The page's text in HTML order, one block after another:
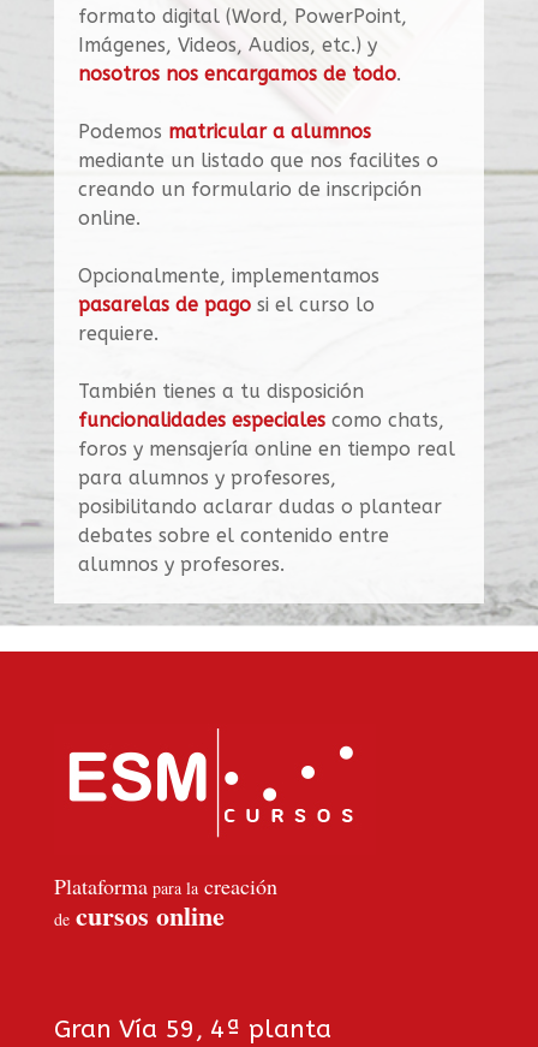
formato digital (Word, PowerPoint,
Imágenes, Videos, Audios, etc.) y
nosotros nos encargamos de todo.
Podemos matricular a alumnos
mediante un listado que nos facilites o
creando un formulario de inscripción
online.
Opcionalmente, implementamos
pasarelas de pagosi el curso lo
requiere.
También tienes a tu disposición
funcionalidades especialescomo chats,
foros y mensajería online en tiempo real
para alumnos y profesores,
posibilitando aclarar dudas o plantear
debates sobre el contenido entre
alumnos y profesores.
Plataformapara lacreación
de cursos online
Gran Vía 59, 4ª planta